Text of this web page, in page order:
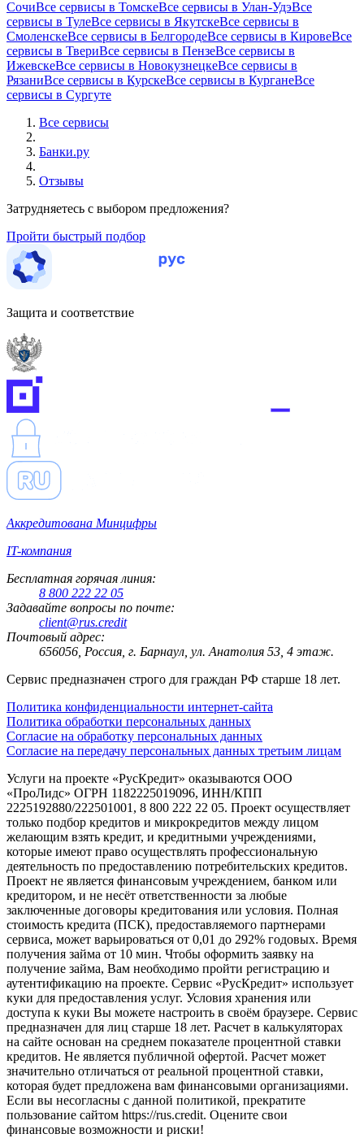
СочиВсе сервисы в ТомскеВсе сервисы в Улан-УдэВсе
сервисы в ТулеВсе сервисы в ЯкутскеВсе сервисы в
СмоленскеВсе сервисы в БелгородеВсе сервисы в КировеВсе
сервисы в ТвериВсе сервисы в ПензеВсе сервисы в
ИжевскеВсе сервисы в НовокузнецкеВсе сервисы в
РязаниВсе сервисы в КурскеВсе сервисы в КурганеВсе
сервисы в Сургуте
Все сервисы
Банки.ру
Отзывы
Затрудняетесь с выбором предложения?
Пройти быстрый подбор
Защита и соответствие
Аккредитована Минцифры
IT-компания
Бесплатная горячая линия:
8 800 222 22 05
Задавайте вопросы по почте:
client@rus.credit
Почтовый адрес:
656056, Россия, г. Барнаул, ул. Анатолия 53, 4 этаж.
Сервис предназначен строго для граждан РФ старше 18 лет.
Политика конфиденциальности интернет-сайта
Политика обработки персональных данных
Согласие на обработку персональных данных
Согласие на передачу персональных данных третьим лицам
Услуги на проекте «РусКредит» оказываются ООО
«ПроЛидс» ОГРН 1182225019096, ИНН/КПП
2225192880/222501001, 8 800 222 22 05. Проект осуществляет
только подбор кредитов и микрокредитов между лицом
желающим взять кредит, и кредитными учреждениями,
которые имеют право осуществлять профессиональную
деятельность по предоставлению потребительских кредитов.
Проект не является финансовым учреждением, банком или
кредитором, и не несёт ответственности за любые
заключенные договоры кредитования или условия. Полная
стоимость кредита (ПСК), предоставляемого партнерами
сервиса, может варьироваться от 0,01 до 292% годовых. Время
получения займа от 10 мин. Чтобы оформить заявку на
получение займа, Вам необходимо пройти регистрацию и
аутентификацию на проекте. Сервис «РусКредит» использует
куки для предоставления услуг. Условия хранения или
доступа к куки Вы можете настроить в своём браузере. Сервис
предназначен для лиц старше 18 лет. Расчет в калькуляторах
на сайте основан на среднем показателе процентной ставки
кредитов. Не является публичной офертой. Расчет может
значительно отличаться от реальной процентной ставки,
которая будет предложена вам финансовыми организациями.
Если вы несогласны с данной политикой, прекратите
пользование сайтом https://rus.credit. Оцените свои
финансовые возможности и риски!